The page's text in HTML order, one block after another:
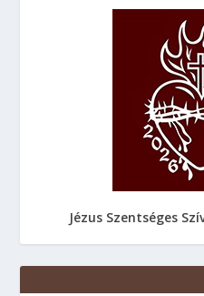
Jézus Szentséges